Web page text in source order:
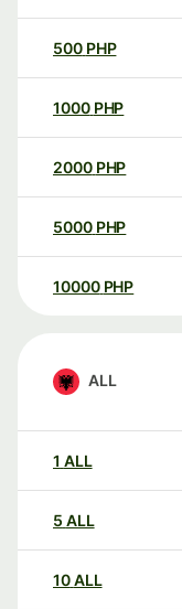
500 PHP
1000 PHP
2000 PHP
5000 PHP
10000 PHP
ALL
1 ALL
5 ALL
10ALL